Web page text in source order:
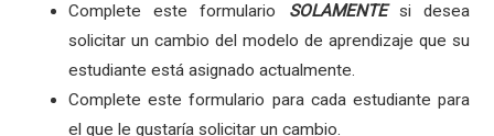
Complete este formulario SOLAMENTEsi desea
solicitar un cambio del modelo de aprendizaje que su
estudiante está asignado actualmente.
Complete este formulario para cada estudiante para
el que le gustaría solicitar un cambio.